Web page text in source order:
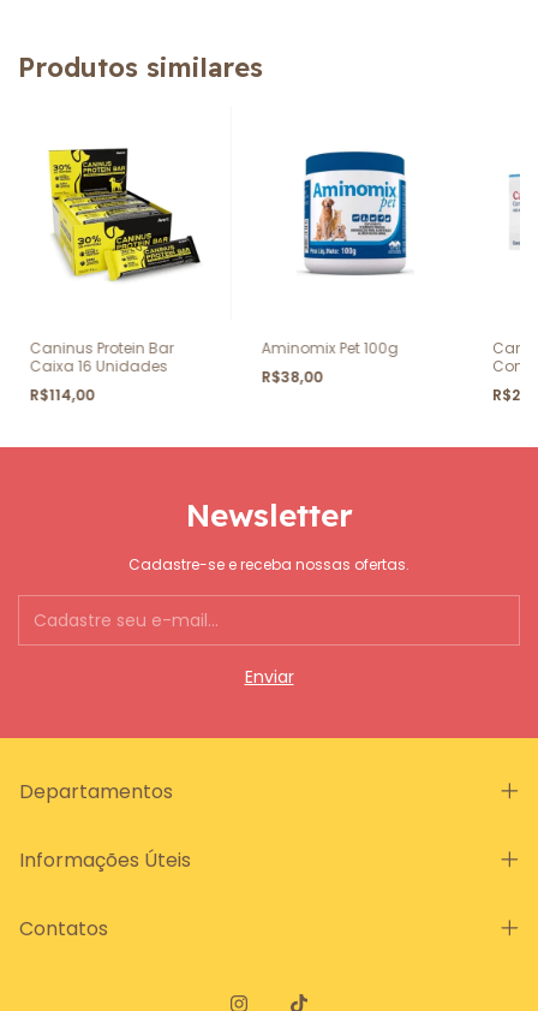
Produtos similares
Caninus Protein Bar
Caixa 16 Unidades
R$114,00
Aminomix Pet 100g
R$38,00
Newsletter
Cadastre-se e receba nossas ofertas.
Departamentos
Informações Úteis
Contatos